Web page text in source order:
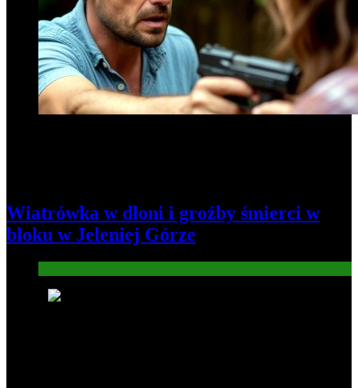
Wiatrówka w dłoni i groźby śmierci w
bloku w Jeleniej Górze